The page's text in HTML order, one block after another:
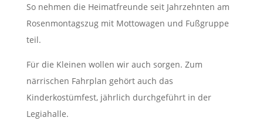
So nehmen die Heimatfreunde seit Jahrzehnten am
Rosenmontagszug mit Mottowagen und Fußgruppe
teil.
Fürdie Kleinen wollen wir auch sorgen. Zum
närrischen Fahrplan gehört auch das
Kinderkostümfest, jährlich durchgeführt in der
Legiahalle.